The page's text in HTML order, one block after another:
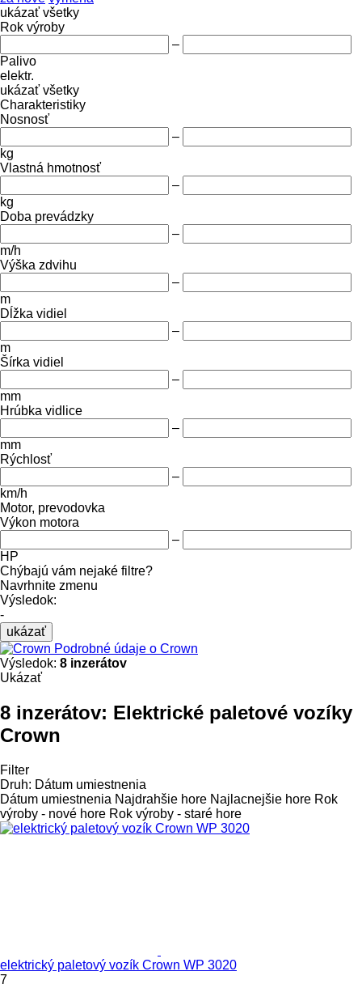
ukázať všetky
Rok výroby
–
Palivo
elektr.
ukázať všetky
Charakteristiky
Nosnosť
–
kg
Vlastná hmotnosť
–
kg
Doba prevádzky
–
m/h
Výška zdvihu
–
m
Dĺžka vidiel
–
m
Šírka vidiel
–
mm
Hrúbka vidlice
–
mm
Rýchlosť
–
km/h
Motor, prevodovka
Výkon motora
–
HP
Chýbajú vám nejaké filtre?
Navrhnite zmenu
Výsledok:
-
ukázať
Podrobné údaje o Crown
Výsledok: 8 inzerátov
Ukázať
8 inzerátov: Elektrické paletové vozíky
Crown
Filter
Druh: Dátum umiestnenia
Dátum umiestnenia Najdrahšie hore Najlacnejšie hore Rok
výroby - nové hore Rok výroby - staré hore
elektrický paletový vozík Crown WP 3020
7